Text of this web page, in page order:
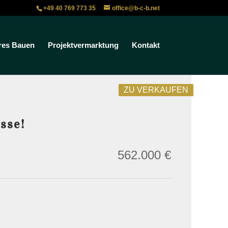
+49 40 769 773 35 office@b-c-b.net
Bauen Projektvermarktung Kontakt
ZU VERKAUFEN
562.000 €